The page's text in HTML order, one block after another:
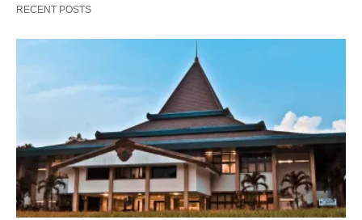
RECENT POSTS